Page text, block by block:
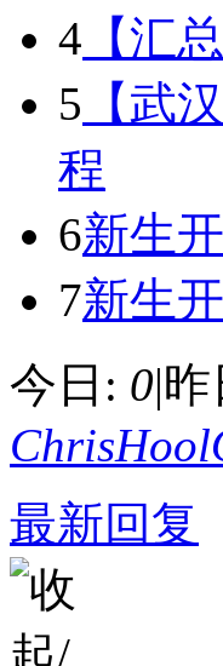
4 【汇
5 【武
程
6新生
7新生
今日: 0|昨
最新回复